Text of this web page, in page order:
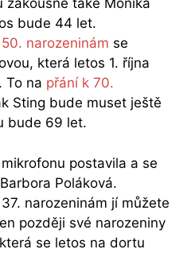
zakousne také Monika
bude 44 let.
narozeninám se
která letos 1. října
To na přání k 70.
Sting bude muset ještě
bude 69 let.
postavila a se
Poláková.
narozeninám jí můžete
později své narozeniny
se letos na dortu